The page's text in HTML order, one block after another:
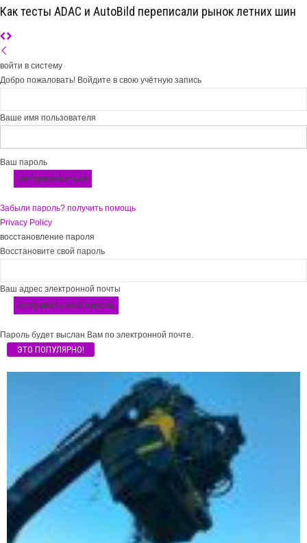
Как тесты ADAC и AutoBild переписали рынок летних шин
войти в систему
Добро пожаловать! Войдите в свою учётную запись
Ваше имя пользователя
Ваш пароль
Забыли пароль? получить помощь
Privacy Policy
восстановление пароля
Восстановите свой пароль
Ваш адрес электронной почты
Пароль будет выслан Вам по электронной почте.
ЭТО ПОПУЛЯРНО!